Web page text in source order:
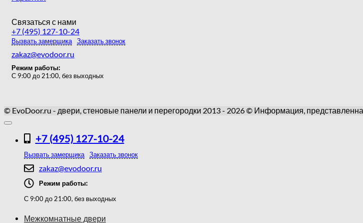
Связаться с нами
+7 (495) 127-10-24
Вызвать замерщика Заказать звонок
zakaz@evodoor.ru
Режим работы:
С 9:00 до 21:00, без выходных
© EvoDoor.ru - двери, стеновые панели и перегородки 2013 - 2026 © Информация,
+7 (495) 127-10-24
Вызвать замерщика Заказать звонок
zakaz@evodoor.ru
Режим работы:
С 9:00 до 21:00, без выходных
Межкомнатные двери